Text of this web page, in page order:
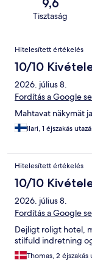
Tisztaság
Értékelések
Hitelesített értékelés
10/10
2026. július 8.
Fordítás a Google
Mahtavat näkymät
Ilari, 1 éjszakás
Hitelesített értékelés
10/10
2026. július 8.
Fordítás a Google
Dejligt roligt hotel,
stilfuld indretning
Thomas, 2 éjszakás